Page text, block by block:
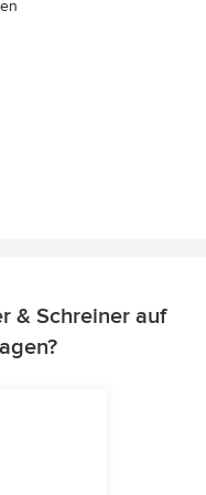
& Schreiner auf